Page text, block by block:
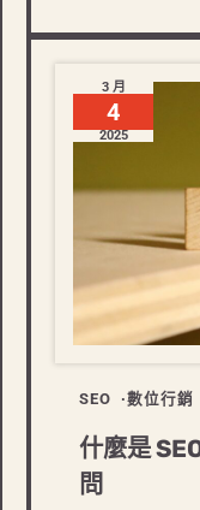
3 月
4
2025
SEO 數位行銷
什麼是
問